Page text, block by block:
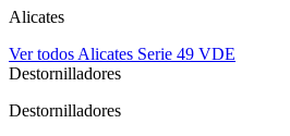
Alicates
Ver todos Alicates Serie 49 VDE
Destornilladores
Destornilladores